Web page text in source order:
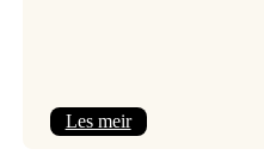
Les meir: